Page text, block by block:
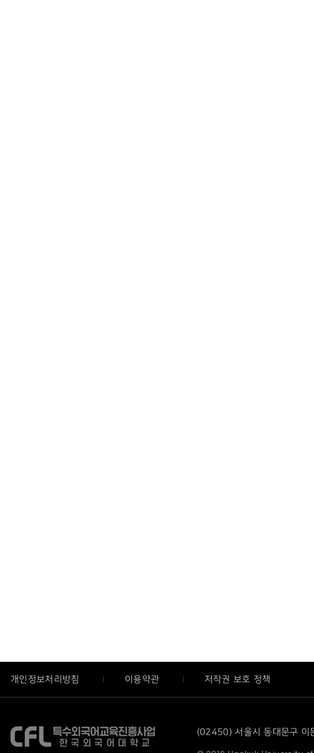
개인정보처리방침 이용약관 저작권 보호 정책
(02450) 서울시 동대문구